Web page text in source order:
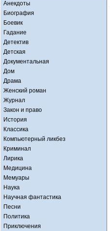
Анекдоты
Биография
Боевик
Гадание
Детектив
Детская
Документальная
Дом
Драма
Женский роман
Журнал
Закон и право
История
Классика
Компьютерный ликбез
Криминал
Лирика
Медицина
Мемуары
Наука
Научная фантастика
Песни
Политика
Приключения